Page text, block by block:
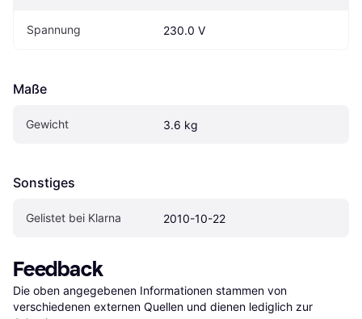
Spannung 230.0 V
Maße
Gewicht 3.6 kg
Sonstiges
Gelistet bei Klarna 2010-10-22
Feedback
Die oben angegebenen Informationen stammen von
verschiedenen externen Quellen und dienen lediglich zur